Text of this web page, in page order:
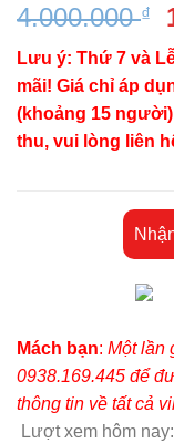
4.000.000₫
Lưu ý: Thứ 7 và
mãi! Giá chỉ áp
(khoảng 15
thu, vui lòng liên
Mách bạn: Một lần
0938.169.445 để
thông tin về tất cả
Lượt xem hôm nay: